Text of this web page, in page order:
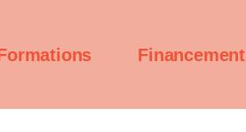
Financement